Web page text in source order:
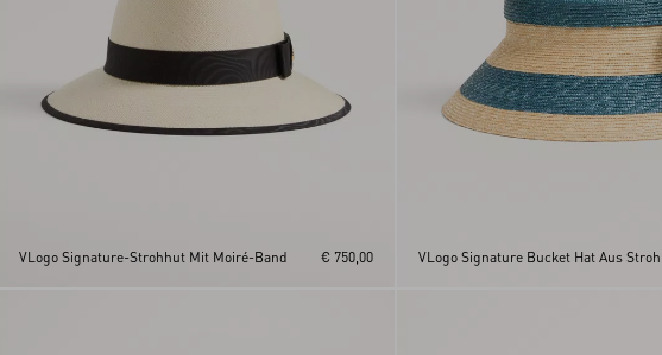
VLogo Signature-Strohhut Mit Moiré-Band € 750,00 VLogo Signature Bucket Hat Aus Stroh